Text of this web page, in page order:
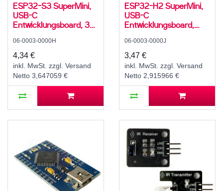
ESP32-S3 SuperMini,
USB-C
Entwicklungsboard, 32-
Co-Prozessoren, 240
MHz, 4 MB Flash, 512
KB SRAM, 384 KB
ROM, 3,3 V, Bluetooth
5.0 LE
06-0003-0000H
4,34 €
inkl. MwSt. zzgl. Versand
Netto 3,647059 €
ESP32-H2 SuperMini,
USB-C
Entwicklungsboard,
RISC-V Single-Core, 96
MHz, 4 MB Flash, 320
KB SRAM, 128 KB ROM,
3,3 V, Bluetooth 5.3 LE
06-0003-0000J
3,47 €
inkl. MwSt. zzgl. Versand
Netto 2,915966 €